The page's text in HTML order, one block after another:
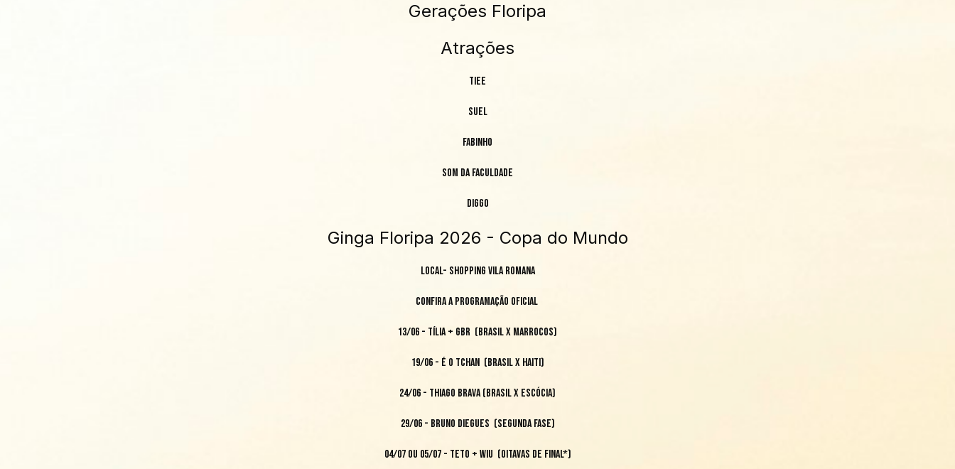
Gerações Floripa
Atrações
Tiee
Suel
Fabinho
Som da Faculdade
Diggo
Ginga Floripa 2026 - Copa do Mundo
Local- shopping Vila Romana
Confira a programação oficial
13/06 - TÍLIA + GBR (Brasil x Marrocos)
19/06 - É O TCHAN (Brasil x Haiti)
24/06 - THIAGO BRAVA (Brasil x Escócia)
29/06 - BRUNO DIEGUES (Segunda Fase)
04/07 ou 05/07 - TETO + WIU (Oitavas de Final*)